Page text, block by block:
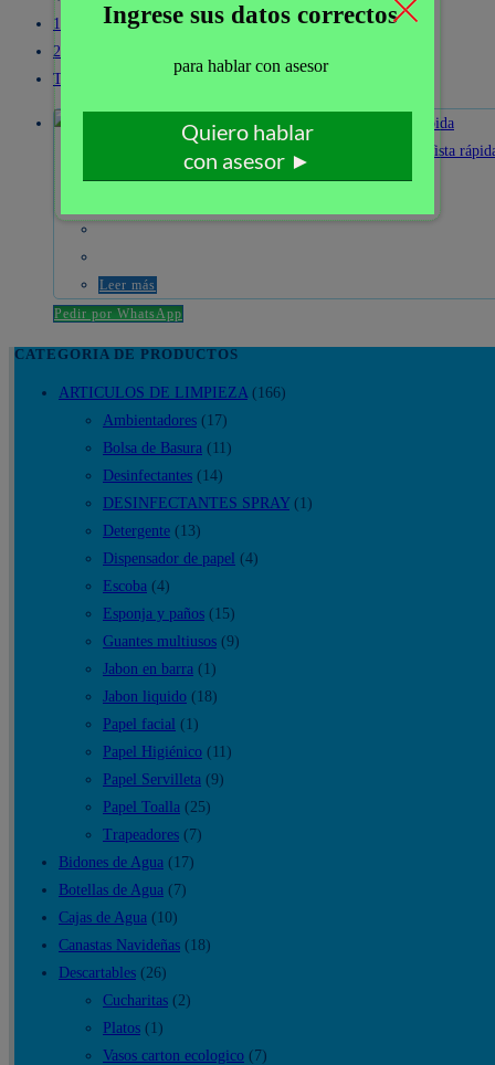
100
200
Todo
Vista rápida
Vista
Leer más
Pedir por WhatsApp
CATEGORIA DE PRODUCTOS
ARTICULOS DE LIMPIEZA (166)
Ambientadores (17)
Bolsa de Basura (11)
Desinfectantes (14)
DESINFECTANTES SPRAY (1)
Detergente (13)
Dispensador de papel (4)
Escoba (4)
Esponja y paños (15)
Guantes multiusos (9)
Jabon en barra (1)
Jabon liquido (18)
Papel facial (1)
Papel Higiénico (11)
Papel Servilleta (9)
Papel Toalla (25)
Trapeadores (7)
Bidones de Agua (17)
Botellas de Agua (7)
Cajas de Agua (10)
Canastas Navideñas (18)
Descartables (26)
Cucharitas (2)
Platos (1)
Vasos carton ecologico (7)